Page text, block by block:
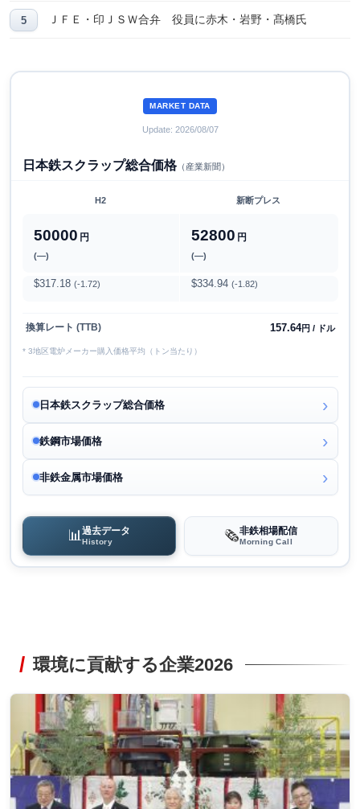
ＪＦＥ・印ＪＳＷ合弁 役員に赤木・岩野・髙橋氏
MARKET DATA
Update: 2026/08/07
日本鉄スクラップ総合価格（産業新聞）
H2 新断プレス
50000 円
(―)
52800 円
(―)
$317.18 (-1.72) $334.94 (-1.82)
換算レート (TTB) 157.64円 / ドル
* 3地区電炉メーカー購入価格平均（トン当たり）
日本鉄スクラップ総合価格
鉄鋼市場価格
非鉄金属市場価格
📊過去データ
History 🗞️非鉄相場配信
Morning Call
環境に貢献する企業2026